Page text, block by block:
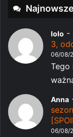
lolo -
3,
06/08/
Tego
Anna
06/08/